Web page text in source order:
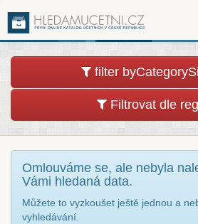
filter
Filtrovat dle
Omlouváme se, ale nebyla
Vámi hledaná data.
Můžete to vyzkoušet ještě jednou a
vyhledávání.